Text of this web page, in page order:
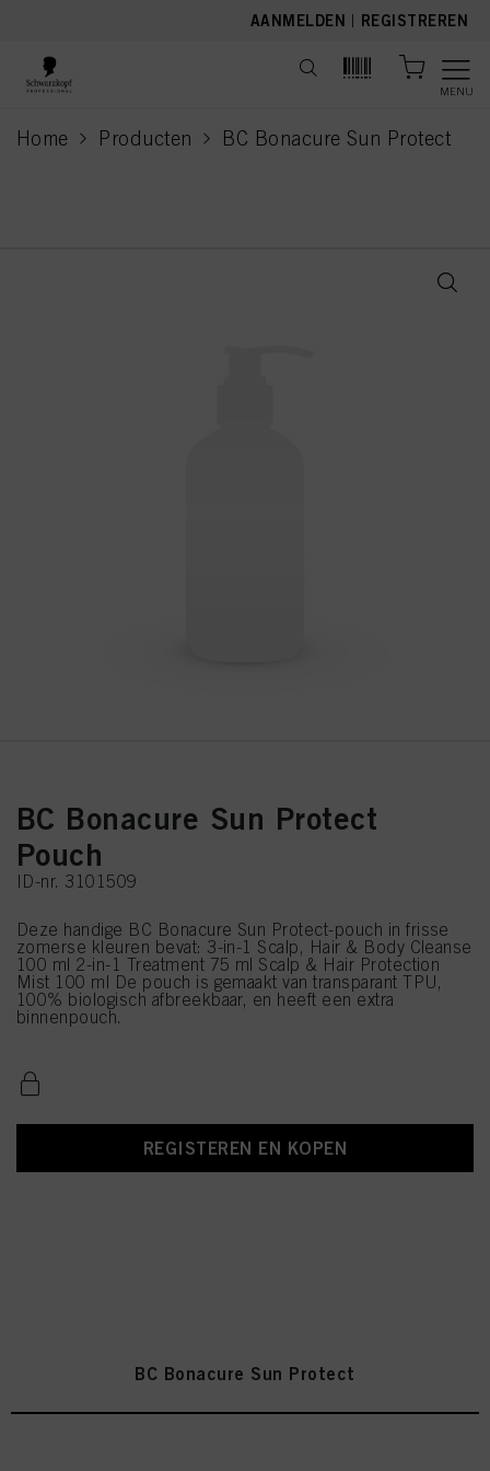
AANMELDEN | REGISTREREN
MENU
Home Producten BC Bonacure Sun Protect
current page
BC Bonacure Sun Protect
Pouch
ID-nr. 3101509
Deze handige BC Bonacure Sun Protect-pouch in frisse
zomerse kleuren bevat: 3-in-1 Scalp, Hair & Body Cleanse
100 ml 2-in-1 Treatment 75 ml Scalp & Hair Protection
Mist 100 ml De pouch is gemaakt van transparant TPU,
100% biologisch afbreekbaar, en heeft een extra
binnenpouch.
REGISTEREN EN KOPEN
BC Bonacure Sun Protect